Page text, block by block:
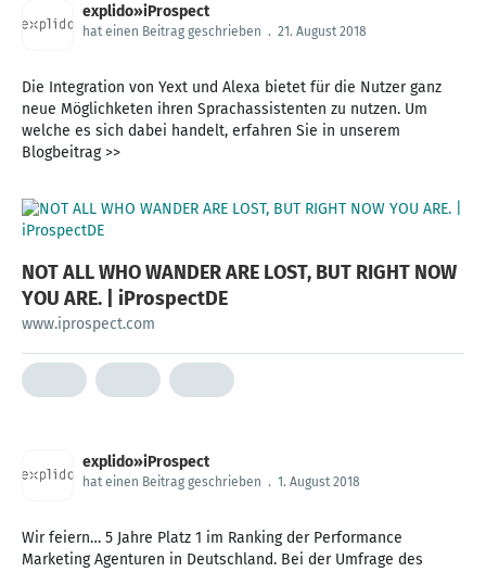
explido»iProspect
hat einen Beitrag geschrieben . 21. August 2018
Die Integration von Yext und Alexa bietet für die Nutzer ganz
neue Möglichketen ihren Sprachassistenten zu nutzen. Um
welche es sich dabei handelt, erfahren Sie in unserem
Blogbeitrag >>
NOT ALL WHO WANDER ARE LOST, BUT RIGHT NOW
YOU ARE. | iProspectDE
www.iprospect.com
explido»iProspect
hat einen Beitrag geschrieben . 1. August 2018
Wir feiern… 5 Jahre Platz 1 im Ranking der Performance
Marketing Agenturen in Deutschland. Bei der Umfrage des